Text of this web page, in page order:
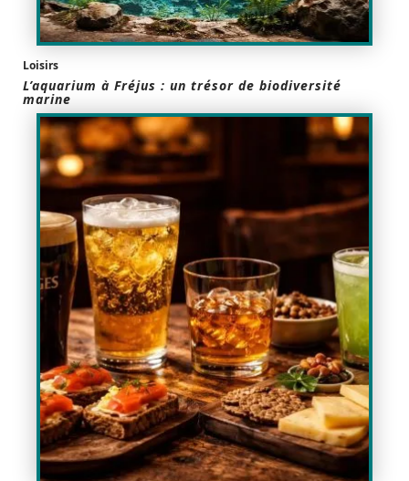
Loisirs
L’aquarium à Fréjus : un trésor de biodiversité
marine